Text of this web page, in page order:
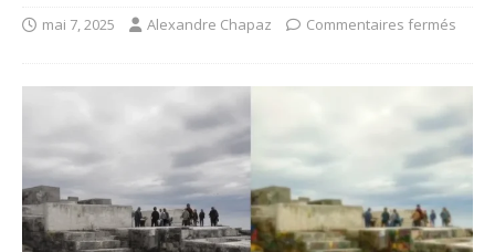
mai 7, 2025 Alexandre Chapaz Commentaires fermés